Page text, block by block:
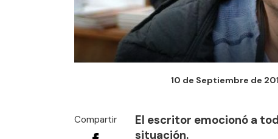
10 de Septiembre de
Compartir
El escritor emocionó a
situación.